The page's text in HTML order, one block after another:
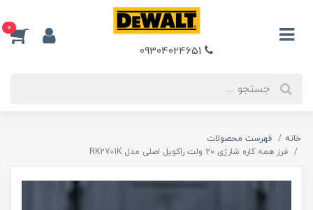
0
خانه
فهرست محصولات
فرز همه کاره شارژی 20 ولت راکویل اصلی مدل RK2701K